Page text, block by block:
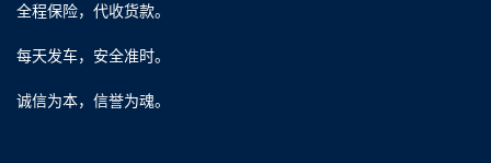
全程保险，代收货款。
每天发车，安全准时。
诚信为本，信誉为魂。